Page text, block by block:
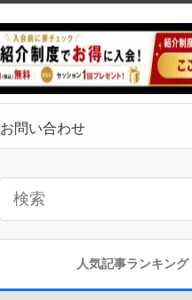
お問い合わせ
人気記事ランキング